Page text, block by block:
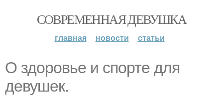
СОВРЕМЕННАЯ ДЕВУШКА
главная новости статьи
О здоровье и спорте для
девушек.